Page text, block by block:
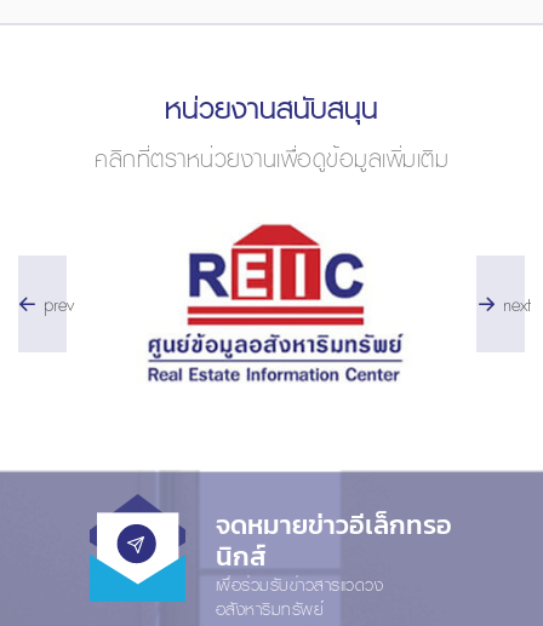
หน่วยงานสนับสนุน
คลิกที่ตราหน่วยงานเพื่อดูข้อมูลเพิ่มเติม
prev next
จดหมายข่าวอีเล็กทรอ
นิกส์
เพื่อร่วมรับข่าวสารแวดวง
อสังหาริมทรัพย์